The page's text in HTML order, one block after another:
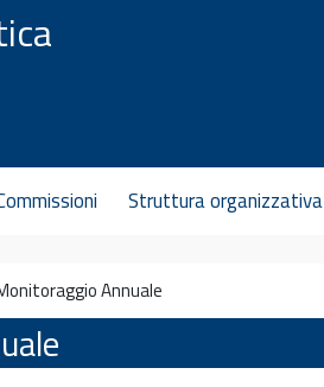
Struttura organizzativa
Annuale